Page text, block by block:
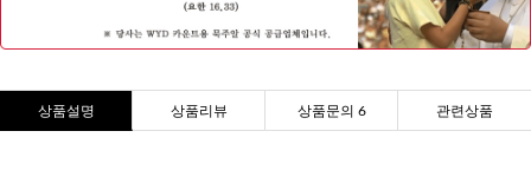
상품설명 상품리뷰 상품문의 6 관련상품